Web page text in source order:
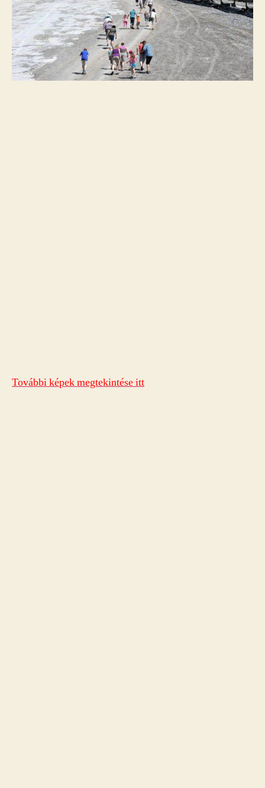
További képek megtekintése itt